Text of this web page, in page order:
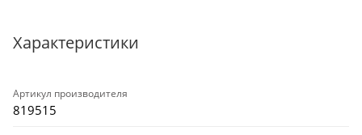
Характеристики
Артикул производителя
819515